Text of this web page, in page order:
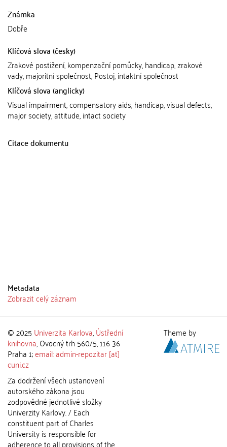
Známka
Dobře
Klíčová slova (česky)
Zrakové postižení, kompenzační pomůcky, handicap, zrakové
vady, majoritní společnost, Postoj, intaktní společnost
Klíčová slova (anglicky)
Visual impairment, compensatory aids, handicap, visual defects,
major society, attitude, intact society
Citace dokumentu
Metadata
Zobrazit celý záznam
© 2025 Univerzita Karlova,Ústřední
knihovna, Ovocný trh 560/5, 116 36
Praha 1;email: admin-repozitar [at]
cuni.cz
Za dodržení všech ustanovení
autorského zákona jsou
zodpovědné jednotlivé složky
Univerzity Karlovy. / Each
constituent part of Charles
University is responsible for
adherence to all provisions of the
Theme by